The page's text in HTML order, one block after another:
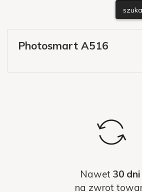
Photosmart A516
Nawet 30 dni
na zwrot